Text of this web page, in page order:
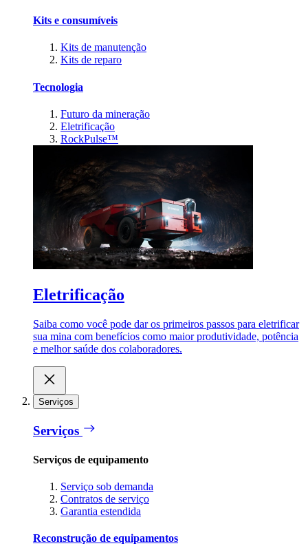
Kits e consumíveis
Kits de manutenção
Kits de reparo
Tecnologia
Futuro da mineração
Eletrificação
RockPulse™
Eletrificação
Saiba como você pode dar os primeiros passos para eletrificar
sua mina com benefícios como maior produtividade, potência
e melhor saúde dos colaboradores.
Serviços
Serviços
Serviços de equipamento
Serviço sob demanda
Contratos de serviço
Garantia estendida
Reconstrução de equipamentos